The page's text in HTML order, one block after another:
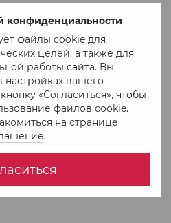
конфиденциальности
файлы cookie для
целей, а также для
работы сайта. Вы
настройках вашего
«Согласиться», чтобы
файлов cookie.
на странице
.